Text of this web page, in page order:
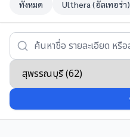
ทั้งหมด Ulthera (อัลเทอร่า)